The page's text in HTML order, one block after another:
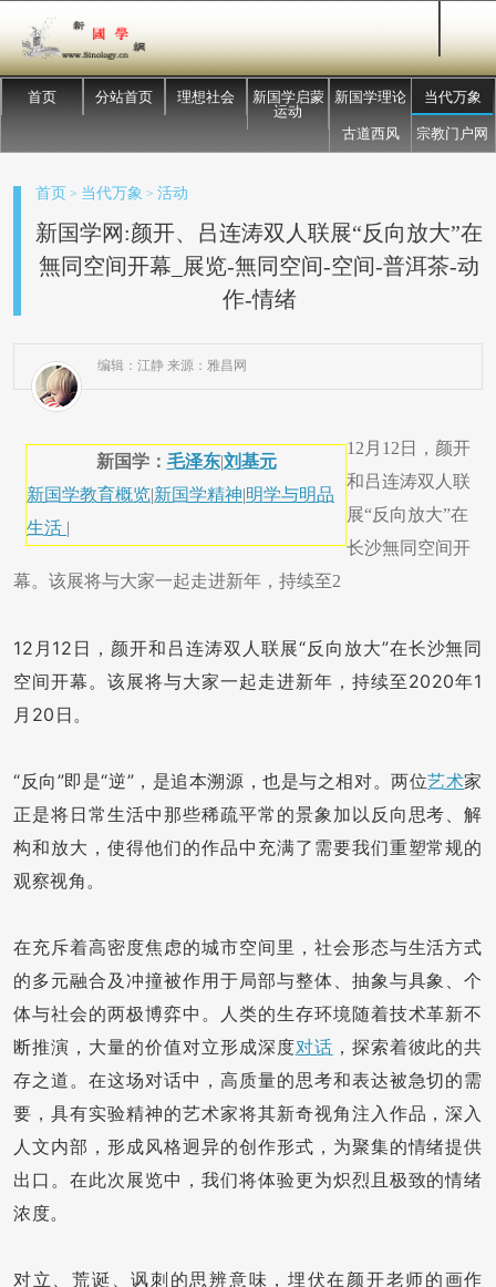
首页 分站首页 理想社会
新国学启蒙
运动
新国学理论 当代万象
古道西风 宗教门户网
首页 > 当代万象 > 活动
新国学网:颜开、吕连涛双人联展“反向放大”在
無同空间开幕_展览-無同空间-空间-普洱茶-动
作-情绪
编辑：江静 来源：雅昌网
新国学： 毛泽东|刘基元
新国学教育概览|新国学精神|明学与明品
生活 |
12月12日，颜开
和吕连涛双人联
展“反向放大”在
长沙無同空间开
幕。该展将与大家一起走进新年，持续至2
12月12日，颜开和吕连涛双人联展“反向放大”在长沙無同
空间开幕。该展将与大家一起走进新年，持续至2020年1
月20日。
“反向”即是“逆”，是追本溯源，也是与之相对。两位艺术家
正是将日常生活中那些稀疏平常的景象加以反向思考、解
构和放大，使得他们的作品中充满了需要我们重塑常规的
观察视角。
在充斥着高密度焦虑的城市空间里，社会形态与生活方式
的多元融合及冲撞被作用于局部与整体、抽象与具象、个
体与社会的两极博弈中。人类的生存环境随着技术革新不
断推演，大量的价值对立形成深度对话 ，探索着彼此的共
存之道。在这场对话中，高质量的思考和表达被急切的需
要，具有实验精神的艺术家将其新奇视角注入作品，深入
人文内部，形成风格迥异的创作形式，为聚集的情绪提供
出口。在此次展览中，我们将体验更为炽烈且极致的情绪
浓度。
对立、荒诞、讽刺的思辨意味，埋伏在颜开老师的画作